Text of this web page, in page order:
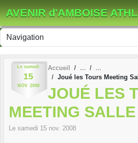
AVENIR d'AMBOISE
Le samedi
15
NOV. 2008
Accueil
Joué les Tours Meeting
JOUÉ LES
MEETING
Le samedi 15 nov. 2008